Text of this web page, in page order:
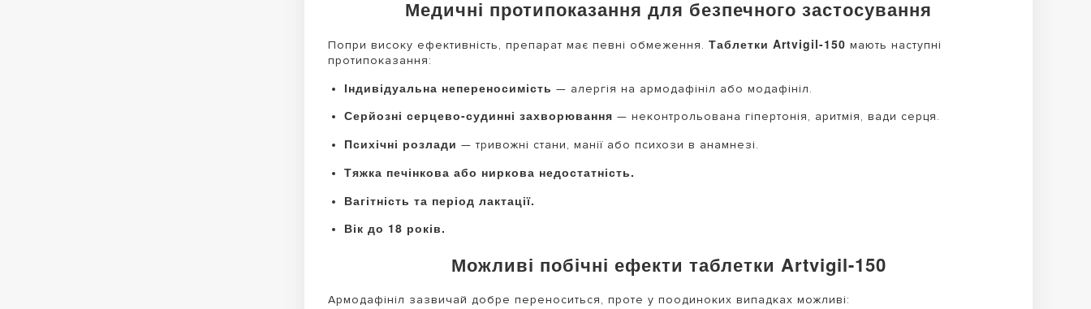
Медичні протипоказання для безпечного застосування
Попри високу ефективність, препарат має певні обмеження. Таблетки Artvigil-150 мають наступні
протипоказання:
Індивідуальна непереносимість — алергія на армодафініл або модафініл.
Серйозні серцево-судинні захворювання — неконтрольована гіпертонія, аритмія, вади серця.
Психічні розлади — тривожні стани, манії або психози в анамнезі.
Тяжка печінкова або ниркова недостатність.
Вагітність та період лактації.
Вік до 18 років.
Можливі побічні ефекти таблетки Artvigil-150
Армодафініл зазвичай добре переноситься, проте у поодиноких випадках можливі: